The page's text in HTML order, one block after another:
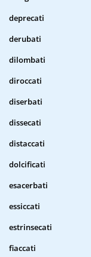
deprecati
derubati
dilombati
diroccati
diserbati
dissecati
distaccati
dolcificati
esacerbati
essiccati
estrinsecati
fiaccati